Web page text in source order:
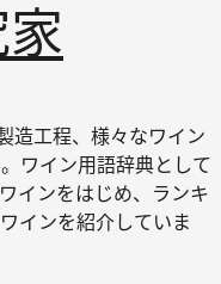
造工程、様々なワイン
ワイン用語辞典として
インをはじめ、ランキ
インを紹介していま